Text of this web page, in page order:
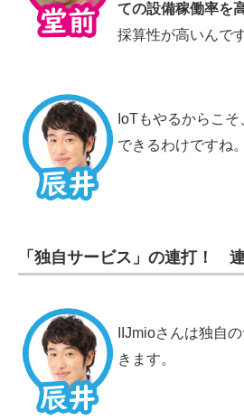
ての設備稼働率を
採算性が高いんで
IoTもやるからこ
できるわけですね。
「独自サービス」の連打！ 連
IIJmioさんは独自
きます。